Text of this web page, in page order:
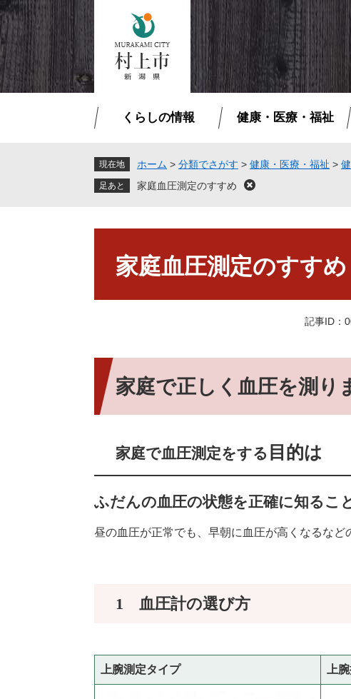
ペ
ー
ジ
の
先
頭
メ
ニ
ュ
ー
を
飛
くらしの情報 健康・医療・福祉
現在地 ホーム > 分類でさがす > 健康・医療・福祉 >
家庭血圧測定のすすめ
閉
家庭血圧測定のすすめ
記事ID：
家庭で正しく血圧を測り
家庭で血圧測定をする 目的は
ふだんの血圧の状態を正確に知るこ
昼の血圧が正常でも、早朝に血圧が高くなるなど
1 血圧計の選び方
上腕測定タイプ 上